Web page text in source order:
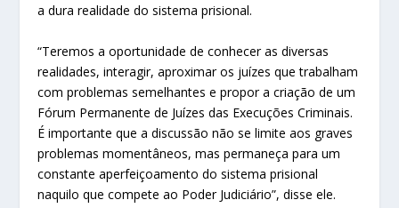
a dura realidade do sistema prisional.
“Teremos a oportunidade de conhecer as diversas
realidades, interagir, aproximar os juízes que trabalham
com problemas semelhantes e propor a criação de um
Fórum Permanente de Juízes das Execuções Criminais.
É importante que a discussão não se limite aos graves
problemas momentâneos, mas permaneça para um
constante aperfeiçoamento do sistema prisional
naquilo que compete ao Poder Judiciário”, disse ele.